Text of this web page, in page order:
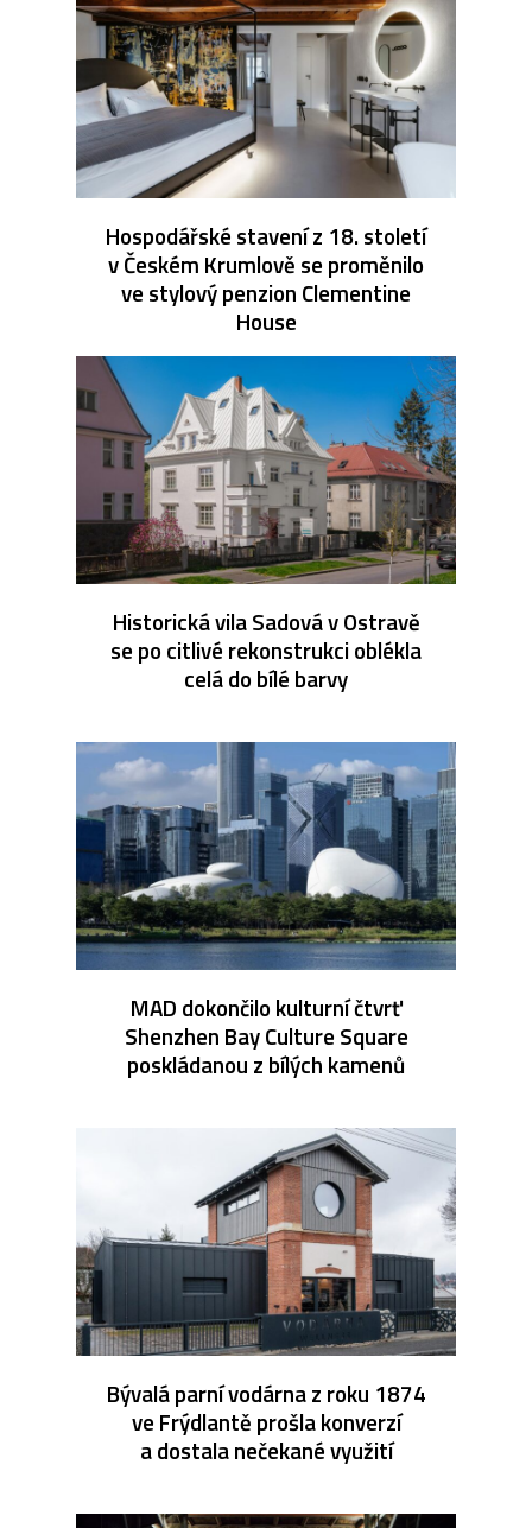
Hospodářské stavení z 18. století
v Českém Krumlově se proměnilo
ve stylový penzion Clementine
House
Historická vila Sadová v Ostravě
se po citlivé rekonstrukci oblékla
celá do bílé barvy
MAD dokončilo kulturní čtvrť
Shenzhen Bay Culture Square
poskládanou z bílých kamenů
Bývalá parní vodárna z roku 1874
ve Frýdlantě prošla konverzí
a dostala nečekané využití